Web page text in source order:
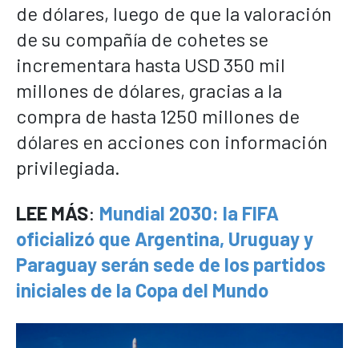
de dólares, luego de que la valoración
de su compañía de cohetes se
incrementara hasta USD 350 mil
millones de dólares, gracias a la
compra de hasta 1250 millones de
dólares en acciones con información
privilegiada.
LEE MÁS: Mundial 2030: la FIFA
oficializó que Argentina, Uruguay y
Paraguay serán sede de los partidos
iniciales de la Copa del Mundo